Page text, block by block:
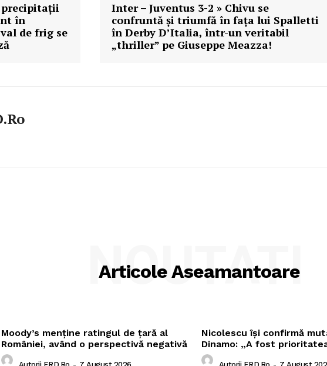
precipitații
în
de frig se
Inter – Juventus 3-2 » Chivu se
confruntă și triumfă în fața lui Spalletti
în Derby D’Italia, într-un veritabil
„thriller” pe Giuseppe Meazza!
Articole Aseamantoare
NOUTATI
Moody’s menține ratingul de țară al
României, având o perspectivă negativă
Nicolescu își confirmă
Dinamo: „A fost